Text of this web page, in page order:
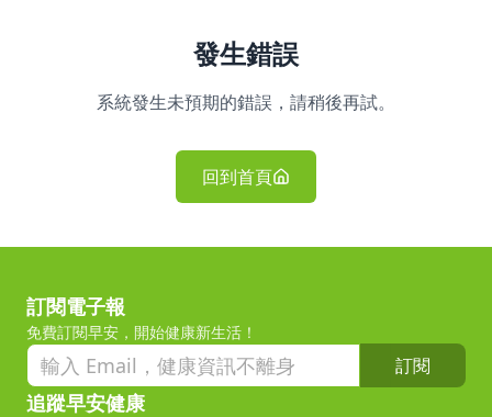
發生錯誤
系統發生未預期的錯誤，請稍後再試。
回到首頁
訂閱電子報
免費訂閱早安，開始健康新生活！
訂閱
追蹤早安健康